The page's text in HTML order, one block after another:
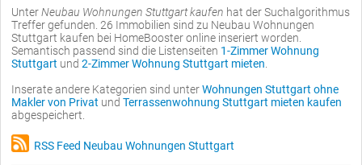
UnterNeubau Wohnungen Stuttgart kaufen hat der Suchalgorithmus
Treffer gefunden. 26 Immobilien sind zu Neubau Wohnungen
Stuttgart kaufen bei HomeBooster online inseriert worden.
Semantisch passend sind die Listenseiten 1-Zimmer Wohnung
Stuttgart und 2-Zimmer Wohnung Stuttgart mieten
Inserate andere Kategorien sind unterWohnungen Stuttgart ohne
Makler von Privat und Terrassenwohnung Stuttgart mieten kaufen
abgespeichert.
RSS Feed Neubau Wohnungen Stuttgart